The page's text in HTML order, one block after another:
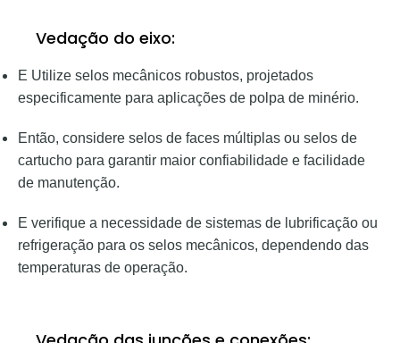
Vedação do eixo:
E Utilize selos mecânicos robustos, projetados
especificamente para aplicações de polpa de minério.
Então, considere selos de faces múltiplas ou selos de
cartucho para garantir maior confiabilidade e facilidade
de manutenção.
E verifique a necessidade de sistemas de lubrificação ou
refrigeração para os selos mecânicos, dependendo das
temperaturas de operação.